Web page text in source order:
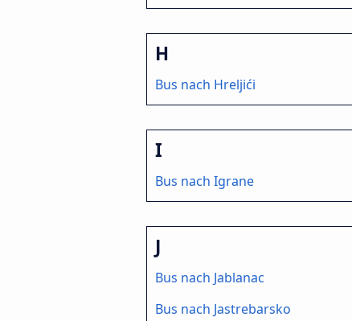
H
Bus nach Hreljići
I
Bus nach Igrane
J
Bus nach Jablanac
Bus nach Jastrebarsko